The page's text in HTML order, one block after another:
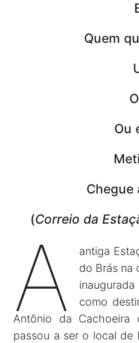
Quem
Ou
Chegue
(Correio da
A
antiga
do Brás na
como
Antônio da
passou a ser o local de